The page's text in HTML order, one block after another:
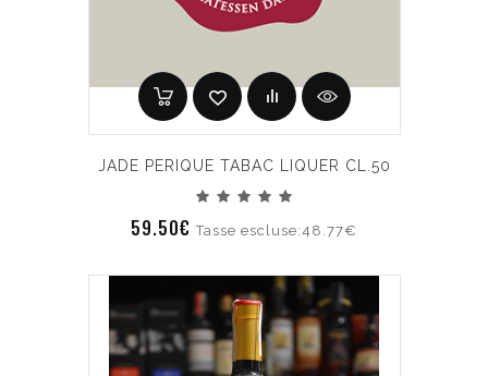
JADE PERIQUE TABAC LIQUER CL.50
59.50€Tasse escluse:48.77€